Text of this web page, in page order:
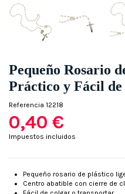
Pequeño Rosario
Práctico y Fácil
Referencia 12218
0,40 €
Impuestos incluidos
Pequeño rosario de plástico
Centro abatible con cierre de